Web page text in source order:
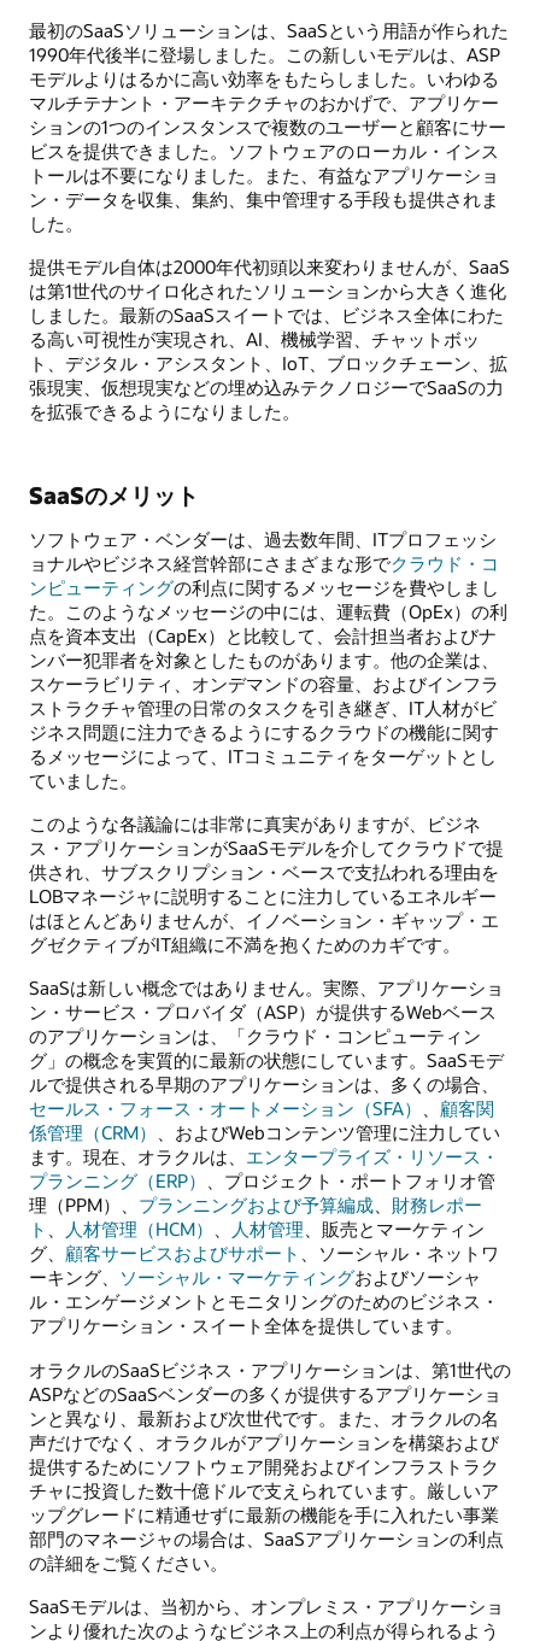
最初のSaaSソリューションは、SaaSという用語が作られた
1990年代後半に登場しました。この新しいモデルは、ASP
モデルよりはるかに高い効率をもたらしました。いわゆる
マルチテナント・アーキテクチャのおかげで、アプリケー
ションの1つのインスタンスで複数のユーザーと顧客にサー
ビスを提供できました。ソフトウェアのローカル・インス
トールは不要になりました。また、有益なアプリケーショ
ン・データを収集、集約、集中管理する手段も提供されま
した。
提供モデル自体は2000年代初頭以来変わりませんが、SaaS
は第1世代のサイロ化されたソリューションから大きく進化
しました。最新のSaaSスイートでは、ビジネス全体にわた
る高い可視性が実現され、AI、機械学習、チャットボッ
ト、デジタル・アシスタント、IoT、ブロックチェーン、拡
張現実、仮想現実などの埋め込みテクノロジーでSaaSの力
を拡張できるようになりました。
SaaSのメリット
ソフトウェア・ベンダーは、過去数年間、ITプロフェッシ
ョナルやビジネス経営幹部にさまざまな形でクラウド・コ
ンピューティングの利点に関するメッセージを費やしまし
た。このようなメッセージの中には、運転費（OpEx）の利
点を資本支出（CapEx）と比較して、会計担当者およびナ
ンバー犯罪者を対象としたものがあります。他の企業は、
スケーラビリティ、オンデマンドの容量、およびインフラ
ストラクチャ管理の日常のタスクを引き継ぎ、IT人材がビ
ジネス問題に注力できるようにするクラウドの機能に関す
るメッセージによって、ITコミュニティをターゲットとし
ていました。
このような各議論には非常に真実がありますが、ビジネ
ス・アプリケーションがSaaSモデルを介してクラウドで提
供され、サブスクリプション・ベースで支払われる理由を
LOBマネージャに説明することに注力しているエネルギー
はほとんどありませんが、イノベーション・ギャップ・エ
グゼクティブがIT組織に不満を抱くためのカギです。
SaaSは新しい概念ではありません。実際、アプリケーショ
ン・サービス・プロバイダ（ASP）が提供するWebベース
のアプリケーションは、「クラウド・コンピューティン
グ」の概念を実質的に最新の状態にしています。SaaSモデ
ルで提供される早期のアプリケーションは、多くの場合、
セールス・フォース・オートメーション（SFA） 、 顧客関
係管理（CRM） 、およびWebコンテンツ管理に注力してい
ます。現在、オラクルは、 エンタープライズ・リソース・
プランニング（ERP） 、プロジェクト・ポートフォリオ管
理（PPM）、 プランニングおよび予算編成、 財務レポー
ト 、 人材管理（HCM） 、 人材管理、販売とマーケティン
グ、 顧客サービスおよびサポート 、ソーシャル・ネットワ
ーキング、 ソーシャル・マーケティングおよびソーシャ
ル・エンゲージメントとモニタリングのためのビジネス・
アプリケーション・スイート全体を提供しています。
オラクルのSaaSビジネス・アプリケーションは、第1世代の
ASPなどのSaaSベンダーの多くが提供するアプリケーショ
ンと異なり、最新および次世代です。また、オラクルの名
声だけでなく、オラクルがアプリケーションを構築および
提供するためにソフトウェア開発およびインフラストラク
チャに投資した数十億ドルで支えられています。厳しいア
ップグレードに精通せずに最新の機能を手に入れたい事業
部門のマネージャの場合は、SaaSアプリケーションの利点
の詳細をご覧ください。
SaaSモデルは、当初から、オンプレミス・アプリケーショ
ンより優れた次のようなビジネス上の利点が得られるよう